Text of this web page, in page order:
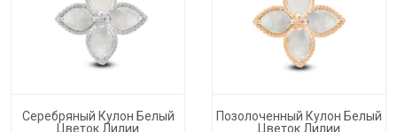
Серебряный Кулон Белый
Цветок Лилии
Позолоченный Кулон Белый
Цветок Лилии